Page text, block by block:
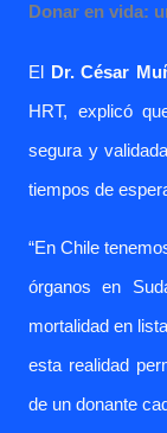
Donar en vida:
El Dr. César
HRT, explicó
segura y
tiempos de
“En Chile
órganos en
mortalidad en
esta realidad
de un donante